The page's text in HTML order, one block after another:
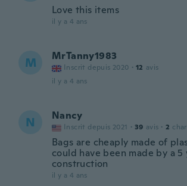
Love this items
il y a 4 ans
M MrTanny1983
Inscrit depuis 2020 · 12 avis
il y a 4 ans
N Nancy
Inscrit depuis 2021 · 39 avis · 2
Bags are cheaply made of
could have been made by a 5
construction
il y a 4 ans